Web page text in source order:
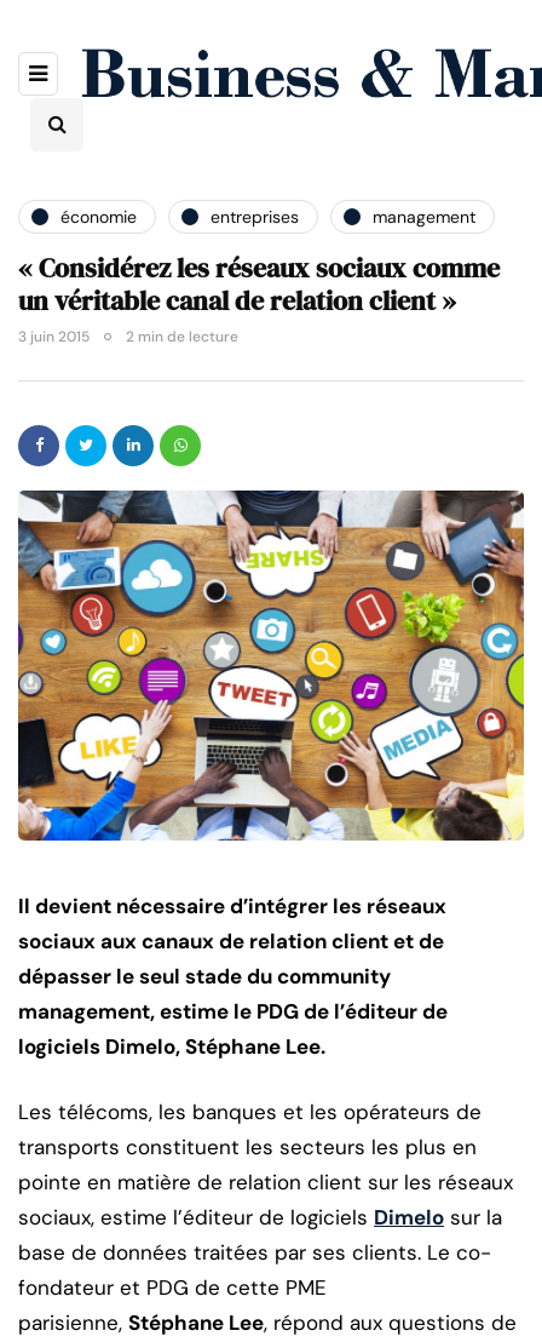
économie entreprises management
« Considérez les réseaux sociaux comme
un véritable canal de relation client »
3 juin 2015 2 min de lecture
Il devient nécessaire d’intégrer les réseaux
sociaux aux canaux de relation client et de
dépasser le seul stade du community
management, estime le PDG de l’éditeur de
logiciels Dimelo, Stéphane Lee.
Les télécoms, les banques et les opérateurs de
transports constituent les secteurs les plus en
pointe en matière de relation client sur les réseaux
sociaux, estime l’éditeur de logiciels Dimelo sur la
base de données traitées par ses clients. Le co-
fondateur et PDG de cette PME
parisienne, Stéphane Lee, répond aux questions de